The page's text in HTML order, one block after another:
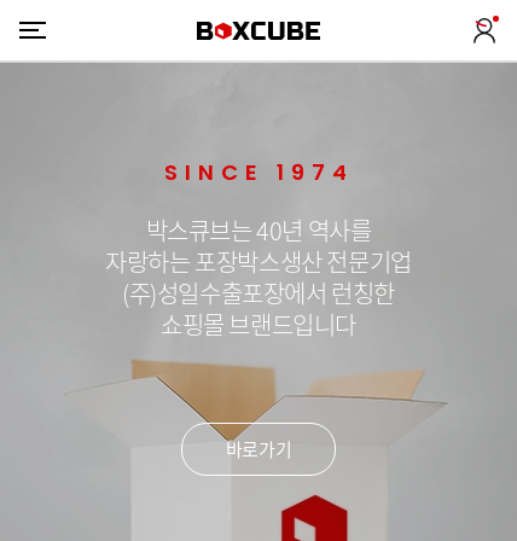
SINCE 1974
박스큐브는 40년 역사를
자랑하는 포장박스생산 전문기업
(주)성일수출포장에서 런칭한
쇼핑몰 브랜드입니다
바로가기